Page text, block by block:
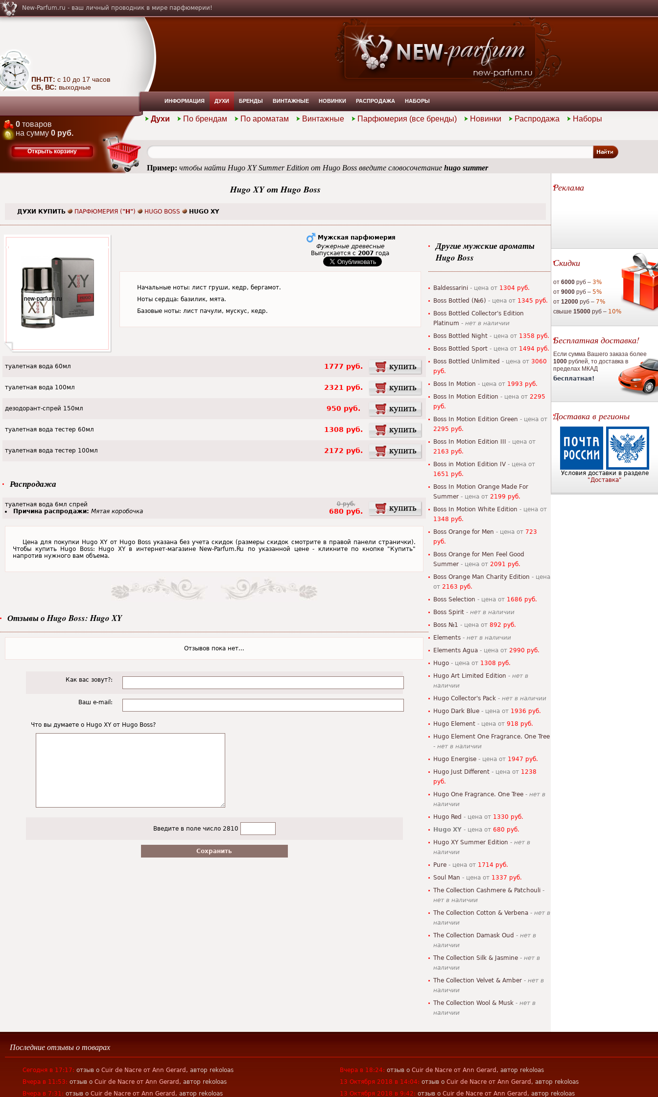
Hugo XY от Hugo Boss
ДУХИ КУПИТЬ ПАРФЮМЕРИЯ ( "H") HUGO BOSS HUGO XY
Мужская парфюмерия
Фужерные древесные
Выпускается с 2007 года
Начальные ноты: лист груши, кедр, бергамот.
Ноты сердца: базилик, мята.
Базовые ноты: лист пачули, мускус, кедр.
туалетная вода 60мл 1777 руб.
туалетная вода 100мл 2321 руб.
дезодорант-спрей 150мл 950 руб.
туалетная вода тестер 60мл 1308 руб.
туалетная вода тестер 100мл 2172 руб.
Распродажа
туалетная вода 6мл спрей
Причина распродажи: Мятая коробочка
0 руб.
680 руб.
Цена для покупки Hugo XY от Hugo Boss указана без учета скидок (размеры скидок смотрите в правой панели странички).
Чтобы купить Hugo Boss: Hugo XY в интернет-магазине New-Parfum.Ru по указанной цене - кликните по кнопке "Купить"
напротив нужного вам объема.
Отзывы о Hugo Boss: Hugo XY
Отзывов пока нет...
Как вас зовут?:
Ваш e-mail:
Что вы думаете о Hugo XY от Hugo Boss?
Введите в поле число 2810
Другие мужские ароматы
Hugo Boss
Baldessarini - цена от 1304 руб.
Boss Bottled (№6) - цена от 1345 руб.
Boss Bottled Collector's Edition
Platinum - нет в наличии
Boss Bottled Night - цена от 1358 руб.
Boss Bottled Sport - цена от 1494 руб.
Boss Bottled Unlimited - цена от 3060
руб.
Boss In Motion - цена от 1993 руб.
Boss In Motion Edition - цена от 2295
руб.
Boss In Motion Edition Green - цена от
2295 руб.
Boss In Motion Edition III
- цена от
2163 руб.
Boss in Motion Edition IV - цена от
1651 руб.
Boss In Motion Orange Made For
Summer - цена от 2199 руб.
Boss In Motion White Edition - цена от
1348 руб.
Boss Orange for Men - цена от 723
руб.
Boss Orange for Men Feel Good
Summer - цена от 2091 руб.
Boss Orange Man Charity Edition - цена
от 2163 руб.
Boss Selection - цена от 1686 руб.
Boss Spirit - нет в наличии
Boss №1 - цена от 892 руб.
Elements - нет в наличии
Elements Agua - цена от 2990 руб.
Hugo - цена от 1308 руб.
Hugo Art Limited Edition - нет в
наличии
Hugo Collector's Pack - нет в наличии
Hugo Dark Blue - цена от 1936 руб.
Hugo Element - цена от 918 руб.
Hugo Element One Fragrance. One Tree
- нет в наличии
Hugo Energise - цена от 1947 руб.
Hugo Just Different - цена от 1238
руб.
Hugo One Fragrance. One Tree - нет в
наличии
Hugo Red - цена от 1330 руб.
Hugo XY - цена от 680 руб.
Hugo XY Summer Edition - нет в
наличии
Pure - цена от 1714 руб.
Soul Man - цена от 1337 руб.
The Collection Cashmere & Patchouli -
нет в наличии
The Collection Cotton & Verbena - нет в
наличии
The Collection Damask Oud - нет в
наличии
The Collection Silk & Jasmine - нет в
наличии
The Collection Velvet & Amber - нет в
наличии
The Collection Wool & Musk - нет в
наличии
Реклама
Скидки
от 6000 руб – 3%
от 9000 руб – 5%
от 12000 руб – 7%
свыше 15000 руб – 10%
Бесплатная доставка!
Если сумма Вашего заказа более
1000 рублей, то доставка в
пределах МКАД
бесплатная!
Доставка в регионы
Условия доставки в разделе
"Доставка"
Последние отзывы о товарах
Сегодня в 17:17: отзыв оCuir de Nacre от Ann Gerard , автор rekoloas
Вчера в 11:53: отзыв оCuir de Nacre от Ann Gerard , автор rekoloas
Вчера в 7:31: отзыв оCuir de Nacre от Ann Gerard , автор rekoloas
Вчера в 18:24: отзыв о Cuir de Nacre от Ann Gerard , автор rekoloas
13 Октября 2018 в 14:04: отзыв о Cuir de Nacre от Ann Gerard , автор rekoloas
13 Октября 2018 в 9:42: отзыв о Cuir de Nacre от Ann Gerard , автор rekoloas
New-Parfum.ru - ваш личный проводник в мире парфюмерии!
ПН-ПТ: с 10 до 17 часов
СБ, ВС: выходные
ИНФОРМАЦИЯ ДУХИ БРЕНДЫ ВИНТАЖНЫЕ НОВИНКИ РАСПРОДАЖА НАБОРЫ
Духи По брендам По ароматам Винтажные Парфюмерия (все бренды) Новинки Распродажа Наборы
0 товаров
на сумму 0 руб.
Открыть корзину
Пример: чтобы найти Hugo XY Summer Edition от Hugo Boss введите словосочетание hugo summer